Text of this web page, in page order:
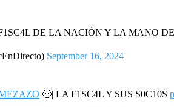
DE LA NACIÓN Y LA MANO
September 16, 2024
🤠| LA F1SC4L Y SUS S0C10S